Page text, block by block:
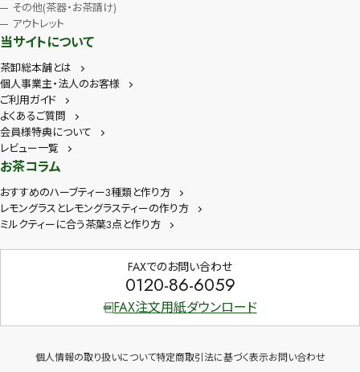
その他(茶器・お茶請け)
アウトレット
当サイトについて
茶卸総本舗とは
個人事業主・法人のお客様
ご利用ガイド
よくあるご質問
会員様特典について
レビュー一覧
お茶コラム
おすすめのハーブティー3種類と作り方
レモングラスとレモングラスティーの作り方
ミルクティーに合う茶葉3点と作り方
FAXでのお問い合わせ
0120-86-6059
FAX注文用紙ダウンロード
個人情報の取り扱いについて特定商取引法に基づく表示お問い合わせ